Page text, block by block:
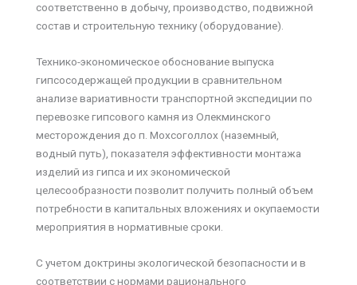
соответственно в добычу, производство, подвижной
состав и строительную технику (оборудование).
Технико-экономическое обоснование выпуска
гипсосодержащей продукции в сравнительном
анализе вариативности транспортной экспедиции по
перевозке гипсового камня из Олекминского
месторождения до п. Мохсоголлох (наземный,
водный путь), показателя эффективности монтажа
изделий из гипса и их экономической
целесообразности позволит получить полный объем
потребности в капитальных вложениях и окупаемости
мероприятия в нормативные сроки.
С учетом доктрины экологической безопасности и в
соответствии с нормами рационального